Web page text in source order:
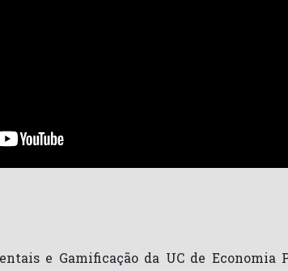
e Gamificação da UC de Economia